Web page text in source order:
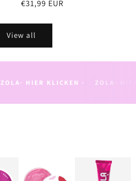
Regular
€31,99 EUR
View all
ZOLA· HIER KLICKEN · ZOLA·